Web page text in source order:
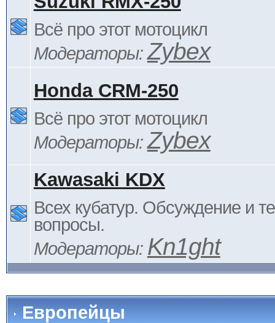
Всё про этот мотоцикл
Модераторы:Zybex
Honda CRM-250
Всё про этот мотоцикл
Модераторы:Zybex
Kawasaki KDX
Всех кубатур. Обсуждение и
вопросы.
Модераторы: Kn1ght
Европейцы